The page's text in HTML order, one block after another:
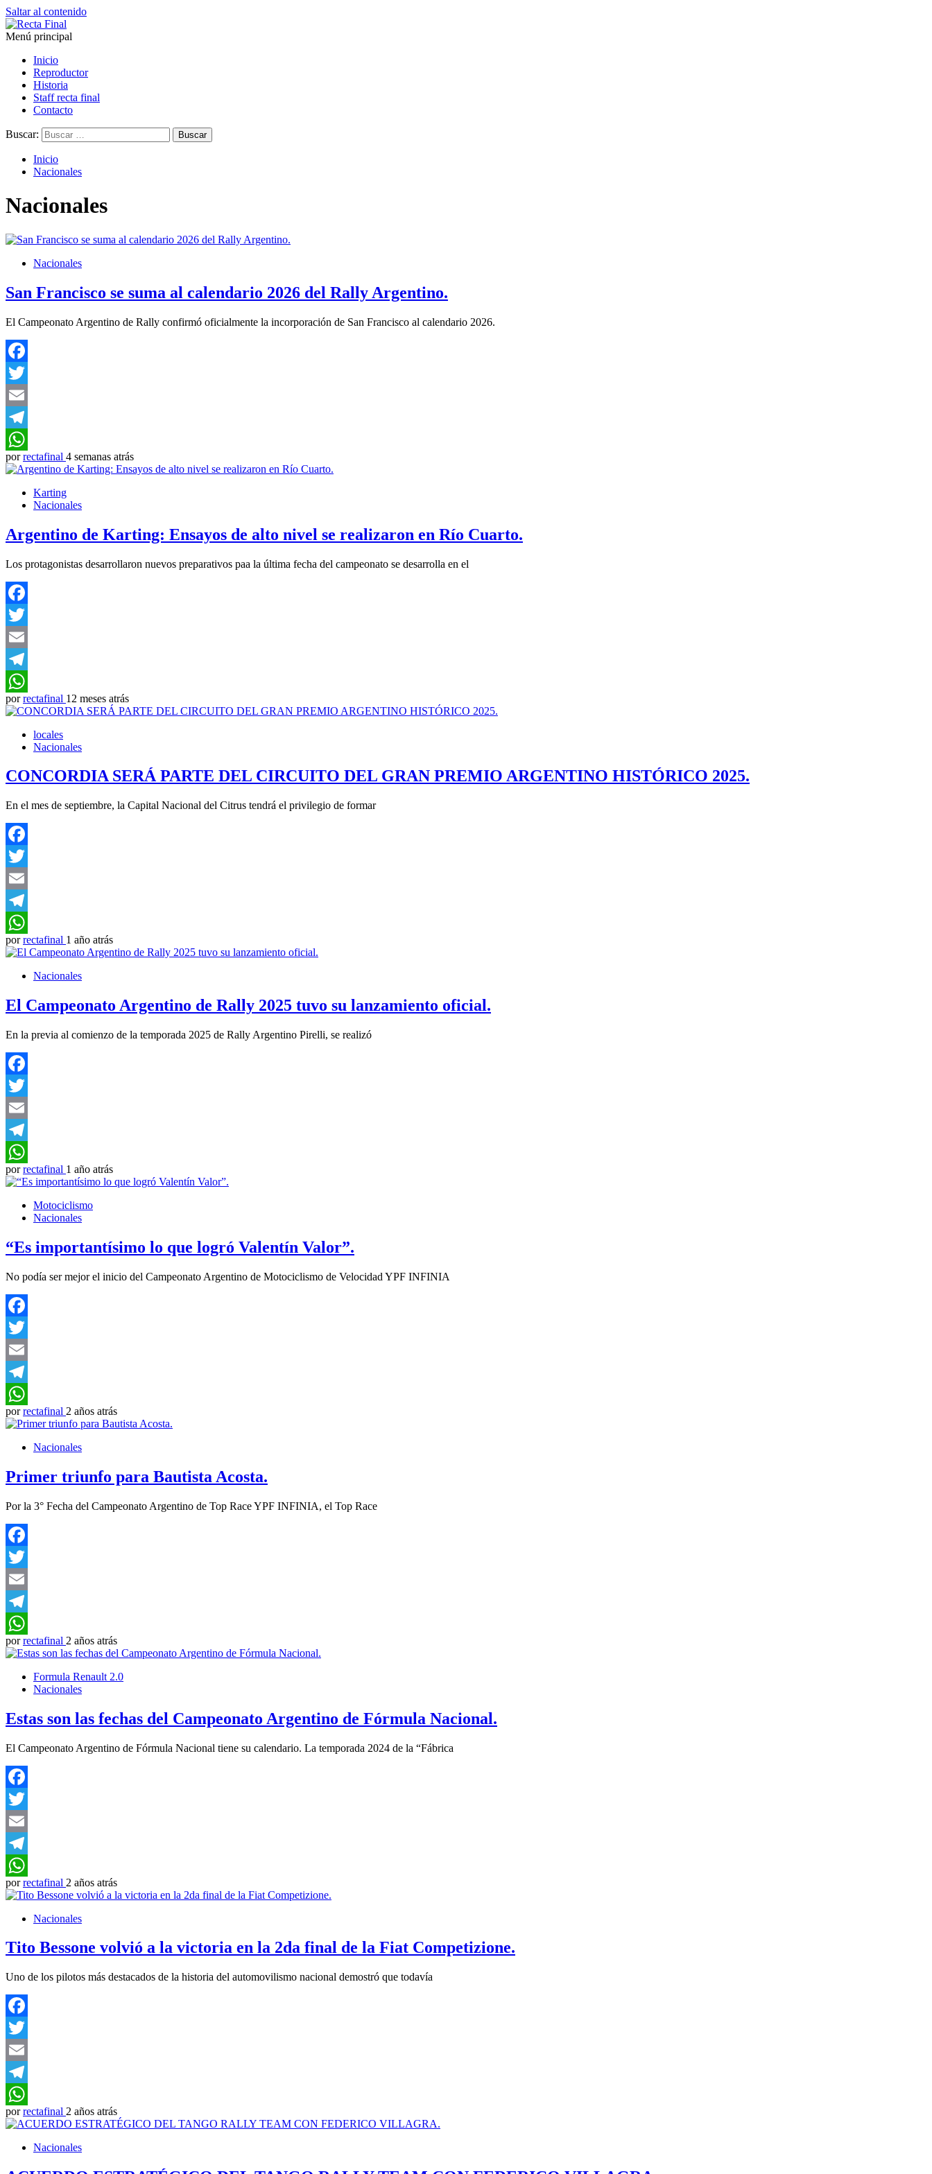
Saltar al contenido
Menú principal
Inicio
Reproductor
Historia
Staff recta final
Contacto
Buscar:
Inicio
Nacionales
Nacionales
Nacionales
San Francisco se suma al calendario 2026 del Rally Argentino.
El Campeonato Argentino de Rally confirmó oficialmente la incorporación de San Francisco al calendario 2026.
Facebook
Twitter
Email
Telegram
WhatsApp
por rectafinal 4 semanas atrás
Karting
Nacionales
Argentino de Karting: Ensayos de alto nivel se realizaron en Río Cuarto.
Los protagonistas desarrollaron nuevos preparativos paa la última fecha del campeonato se desarrolla en el
Facebook
Twitter
Email
Telegram
WhatsApp
por rectafinal 12 meses atrás
locales
Nacionales
CONCORDIA SERÁ PARTE DEL CIRCUITO DEL GRAN PREMIO ARGENTINO HISTÓRICO 2025.
En el mes de septiembre, la Capital Nacional del Citrus tendrá el privilegio de formar
Facebook
Twitter
Email
Telegram
WhatsApp
por rectafinal 1 año atrás
Nacionales
El Campeonato Argentino de Rally 2025 tuvo su lanzamiento oficial.
En la previa al comienzo de la temporada 2025 de Rally Argentino Pirelli, se realizó
Facebook
Twitter
Email
Telegram
WhatsApp
por rectafinal 1 año atrás
Motociclismo
Nacionales
“Es importantísimo lo que logró Valentín Valor”.
No podía ser mejor el inicio del Campeonato Argentino de Motociclismo de Velocidad YPF INFINIA
Facebook
Twitter
Email
Telegram
WhatsApp
por rectafinal 2 años atrás
Nacionales
Primer triunfo para Bautista Acosta.
Por la 3° Fecha del Campeonato Argentino de Top Race YPF INFINIA, el Top Race
Facebook
Twitter
Email
Telegram
WhatsApp
por rectafinal 2 años atrás
Formula Renault 2.0
Nacionales
Estas son las fechas del Campeonato Argentino de Fórmula Nacional.
El Campeonato Argentino de Fórmula Nacional tiene su calendario. La temporada 2024 de la “Fábrica
Facebook
Twitter
Email
Telegram
WhatsApp
por rectafinal 2 años atrás
Nacionales
Tito Bessone volvió a la victoria en la 2da final de la Fiat Competizione.
Uno de los pilotos más destacados de la historia del automovilismo nacional demostró que todavía
Facebook
Twitter
Email
Telegram
WhatsApp
por rectafinal 2 años atrás
Nacionales